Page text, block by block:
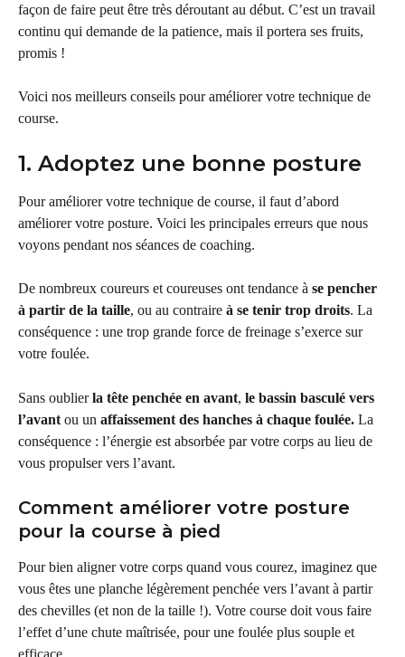
façon de faire peut être très déroutant au début. C’est un travail
continu qui demande de la patience, mais il portera ses fruits,
promis !
Voici nos meilleurs conseils pour améliorer votre technique de
course.
1. Adoptez une bonne posture
Pour améliorer votre technique de course, il faut d’abord
améliorer votre posture. Voici les principales erreurs que nous
voyons pendant nos séances de coaching.
De nombreux coureurs et coureuses ont tendance à se pencher
à partir de la taille, ou au contraire à se tenir trop droits. La
conséquence : une trop grande force de freinage s’exerce sur
votre foulée.
Sans oublier la tête penchée en avant, le bassin basculé vers
l’avant ou un affaissement des hanches à chaque foulée. La
conséquence : l’énergie est absorbée par votre corps au lieu de
vous propulser vers l’avant.
Comment améliorer votre posture
pour la course à pied
Pour bien aligner votre corps quand vous courez, imaginez que
vous êtes une planche légèrement penchée vers l’avant à partir
des chevilles (et non de la taille !). Votre course doit vous faire
l’effet d’une chute maîtrisée, pour une foulée plus souple et